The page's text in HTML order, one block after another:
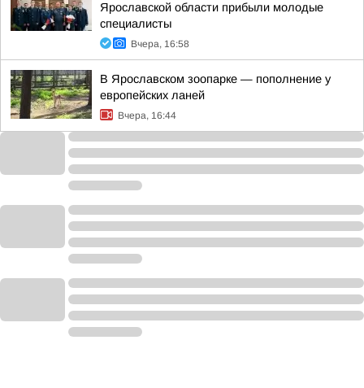
Ярославской области прибыли молодые
специалисты
Вчера, 16:58
В Ярославском зоопарке — пополнение у
европейских ланей
Вчера, 16:44